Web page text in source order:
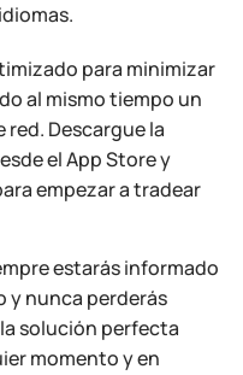
para minimizar
al mismo tiempo un
Descargue la
el App Store y
empezar a tradear
estarás informado
y nunca perderás
solución perfecta
momento y en